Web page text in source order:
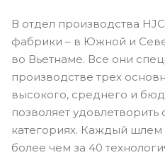
В отдел производства
фабрики – в Южной и
во Вьетнаме. Все они
производстве трех
высокого, среднего и
позволяет
категориях. Каждый шлем
более чем за 40